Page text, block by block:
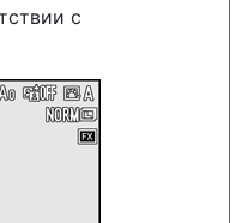
с